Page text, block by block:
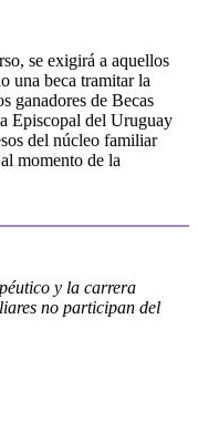
se exigirá a aquellos
una beca tramitar la
ganadores de Becas
Episcopal del Uruguay
del núcleo familiar
momento de la
y la carrera
no participan del